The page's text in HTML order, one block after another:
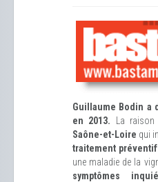
Guillaume Bodin a
en 2013. La raison
Saône-et-Loire qui
traitement
une maladie de la
symptômes